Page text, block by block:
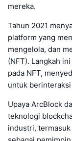
mereka.
Tahun 2021
platform yang
mengelola, dan
(NFT). Langkah
pada NFT,
untuk
Upaya ArcBlock
teknologi
industri,